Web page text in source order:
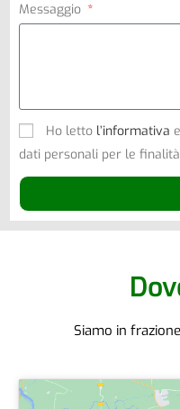
Messaggio
Ho letto l’informativa
dati personali per le
Siamo in